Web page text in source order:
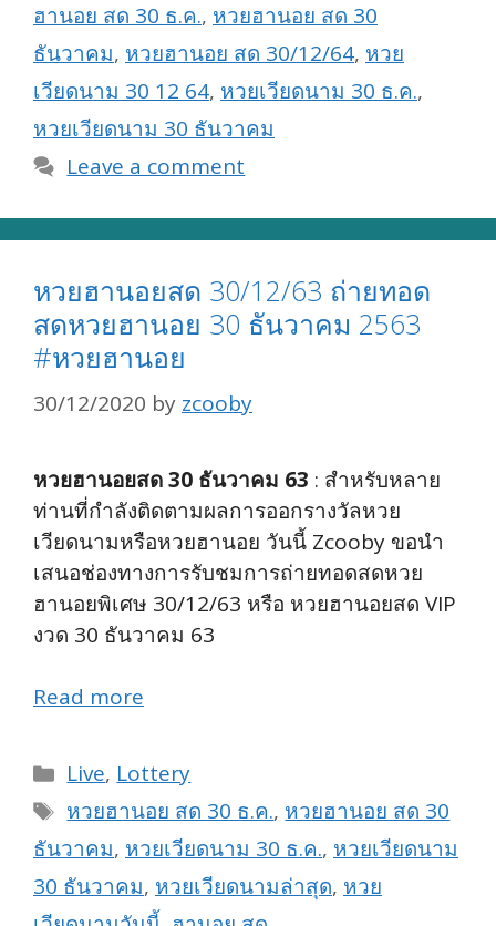
ฮานอย สด 30 ธ.ค., หวยฮานอย สด 30
ธันวาคม, หวยฮานอย สด 30/12/64, หวย
เวียดนาม 30 12 64, หวยเวียดนาม 30 ธ.ค.,
หวยเวียดนาม 30 ธันวาคม
Leave a comment
หวยฮานอยสด 30/12/63 ถ่ายทอด
สดหวยฮานอย 30 ธันวาคม 2563
#หวยฮานอย
30/12/2020 by zcooby
หวยฮานอยสด 30 ธันวาคม 63 : สำหรับหลาย
ท่านที่กำลังติดตามผลการออกรางวัลหวย
เวียดนามหรือหวยฮานอย วันนี้ Zcooby ขอนำ
เสนอช่องทางการรับชมการถ่ายทอดสดหวย
ฮานอยพิเศษ 30/12/63 หรือ หวยฮานอยสด VIP
งวด 30 ธันวาคม 63
Read more
Categories
Live, Lottery
Tags
หวยฮานอย สด 30 ธ.ค., หวยฮานอย สด 30
ธันวาคม, หวยเวียดนาม 30 ธ.ค., หวยเวียดนาม
30 ธันวาคม, หวยเวียดนามล่าสุด, หวย